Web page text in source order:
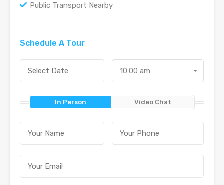
Public Transport Nearby
Schedule A Tour
10:00 am
In Person Video Chat